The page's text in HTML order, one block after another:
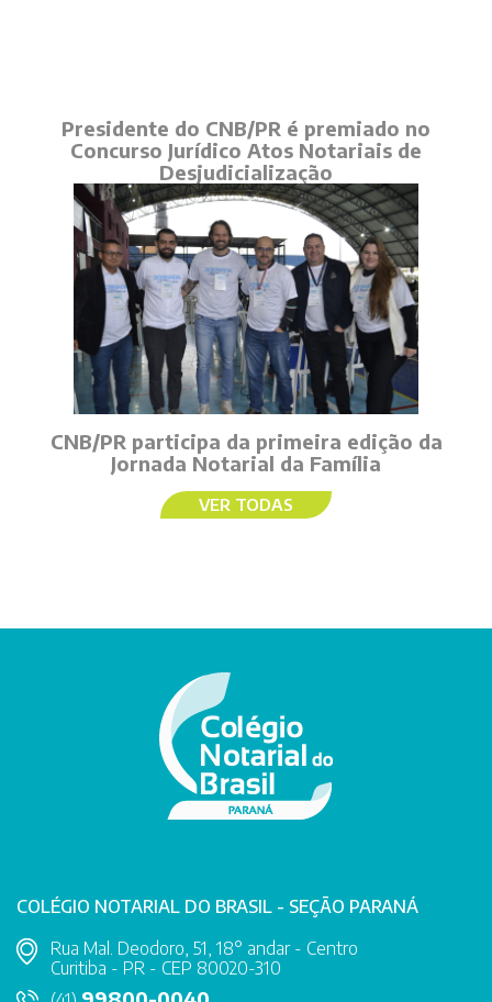
Presidente do CNB/PR é premiado no
Concurso Jurídico Atos Notariais de
Desjudicialização
CNB/PR participa da primeira edição da
Jornada Notarial da Família
VER TODAS
COLÉGIO NOTARIAL DO BRASIL - SEÇÃO PARANÁ
Rua Mal. Deodoro, 51, 18° andar - Centro
Curitiba - PR - CEP 80020-310